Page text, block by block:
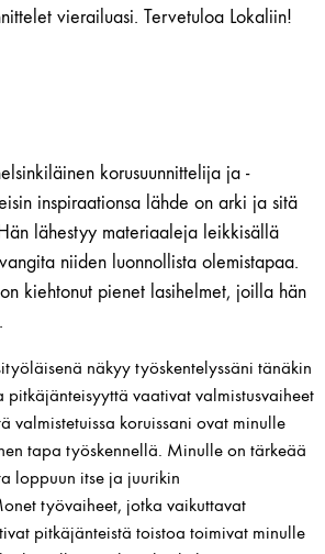
vierailuasi. Tervetuloa Lokaliin!
korusuunnittelija ja -
inspiraationsa lähde on arki ja sitä
lähestyy materiaaleja leikkisällä
niiden luonnollista olemistapaa.
kiehtonut pienet lasihelmet, joilla hän
näkyy työskentelyssäni tänäkin
pitkäjänteisyyttä vaativat valmistusvaiheet
valmistetuissa koruissani ovat minulle
tapa työskennellä. Minulle on tärkeää
loppuun itse ja juurikin
työvaiheet, jotka vaikuttavat
pitkäjänteistä toistoa toimivat minulle